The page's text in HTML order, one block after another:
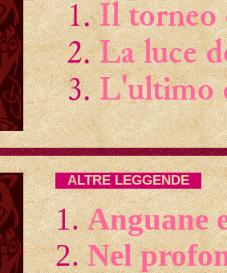
Il torneo
La luce
L'ultimo
ALTRE LEGGENDE
Anguane
Nel